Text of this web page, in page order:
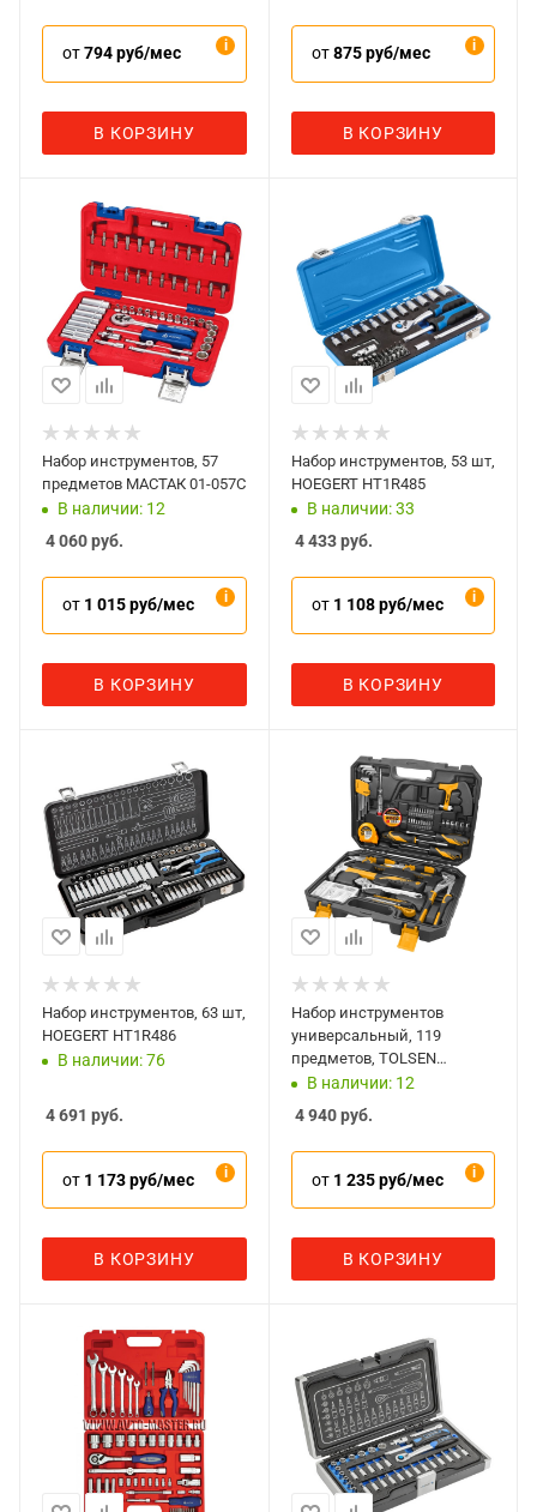
от794 руб/мес
В КОРЗИНУ
от875 руб/мес
В КОРЗИНУ
Набор инструментов, 57
предметов МАСТАК 01-057C
В наличии: 12
4 060руб.
от 1 015 руб/мес
В КОРЗИНУ
Набор инструментов, 53 шт,
HOEGERT HT1R485
В наличии: 33
4 433руб.
от 1 108 руб/мес
В КОРЗИНУ
Набор инструментов, 63 шт,
HOEGERT HT1R486
В наличии: 76
4 691 руб.
от 1 173 руб/мес
В КОРЗИНУ
Набор инструментов
универсальный, 119
предметов, TOLSEN
TT85350
В наличии: 12
4 940руб.
от 1 235 руб/мес
В КОРЗИНУ